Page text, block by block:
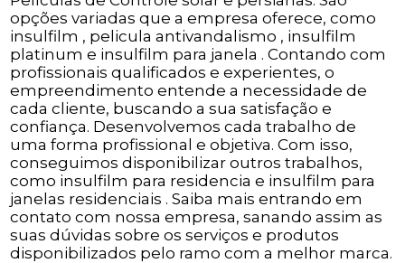
opções variadas que a empresa oferece, como
insulfilm , pelicula antivandalismo , insulfilm
platinum e insulfilm para janela . Contando com
profissionais qualificados e experientes, o
empreendimento entende a necessidade de
cada cliente, buscando a sua satisfação e
confiança. Desenvolvemos cada trabalho de
uma forma profissional e objetiva. Com isso,
conseguimos disponibilizar outros trabalhos,
como insulfilm para residencia e insulfilm para
janelas residenciais . Saiba mais entrando em
contato com nossa empresa, sanando assim as
suas dúvidas sobre os serviços e produtos
disponibilizados pelo ramo com a melhor marca.